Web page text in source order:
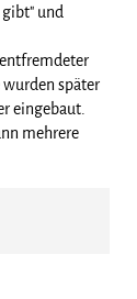
gibt" und
später
eingebaut.
mehrere